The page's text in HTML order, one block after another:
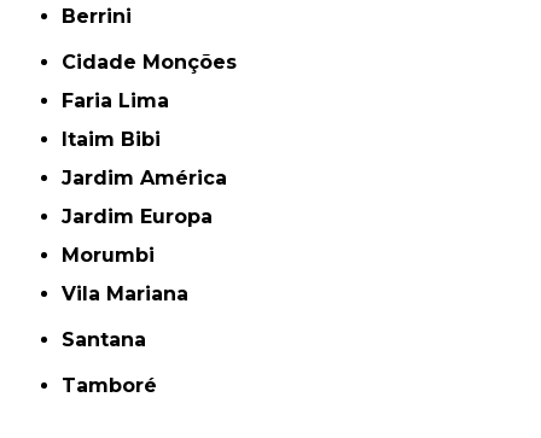
Berrini
Cidade Monções
Faria Lima
Itaim Bibi
Jardim América
Jardim Europa
Morumbi
Vila Mariana
Santana
Tamboré